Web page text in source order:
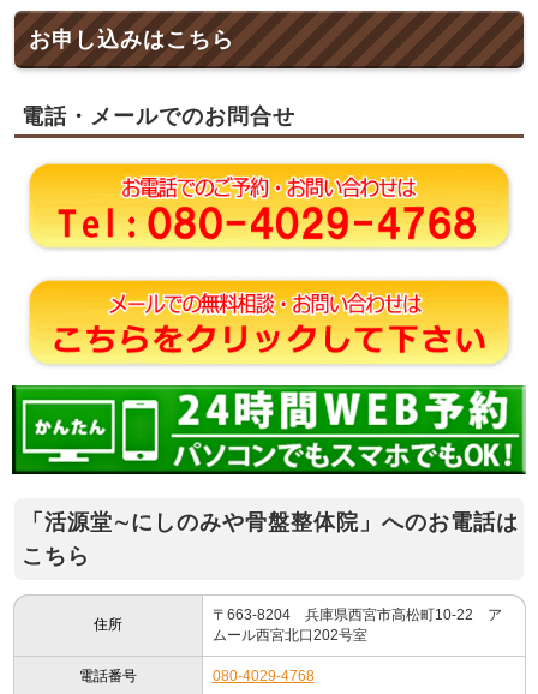
お申し込みはこちら
電話・メールでのお問合せ
「活源堂∼にしのみや骨盤整体院」へのお電話は
こちら
住所
〒663-8204 兵庫県西宮市高松町10-22 ア
ムール西宮北口202号室
電話番号 080-4029-4768